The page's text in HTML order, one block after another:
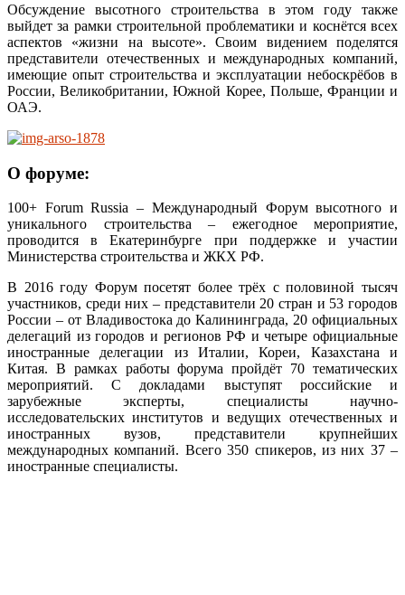
Обсуждение высотного строительства в этом году также
выйдет за рамки строительной проблематики и коснётся всех
аспектов «жизни на высоте». Своим видением поделятся
представители отечественных и международных компаний,
имеющие опыт строительства и эксплуатации небоскрёбов в
России, Великобритании, Южной Корее, Польше, Франции и
ОАЭ.
О форуме:
100+ Forum Russia – Международный Форум высотного и
уникального строительства – ежегодное мероприятие,
проводится в Екатеринбурге при поддержке и участии
Министерства строительства и ЖКХ РФ.
В 2016 году Форум посетят более трёх с половиной тысяч
участников, среди них – представители 20 стран и 53 городов
России – от Владивостока до Калининграда, 20 официальных
делегаций из городов и регионов РФ и четыре официальные
иностранные делегации из Италии, Кореи, Казахстана и
Китая. В рамках работы форума пройдёт 70 тематических
мероприятий. С докладами выступят российские и
зарубежные эксперты, специалисты научно-
исследовательских институтов и ведущих отечественных и
иностранных вузов, представители крупнейших
международных компаний. Всего 350 спикеров, из них 37 –
иностранные специалисты.